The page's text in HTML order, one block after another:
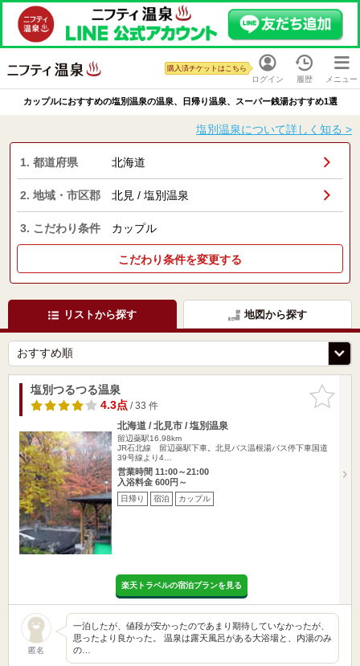
ログイン
購入済チケットはこちら
履歴 メニュー
カップルにおすすめの塩別温泉の温泉、日帰り温泉、スーパー銭湯おすすめ1選
塩別温泉について詳しく知る >
1. 都道府県 北海道
2. 地域・市区郡 北見 / 塩別温泉
3. こだわり条件 カップル
こだわり条件を変更する
リストから探す 地図から探す
お気に入
りに追加
塩別つるつる温泉
4.3点/ 33 件
北海道 / 北見市 / 塩別温泉
留辺蘂駅16.98km
JR石北線 留辺蘂駅下車。北見バス温根湯バス停下車国道
39号線より4…
営業時間 11:00～21:00
入浴料金 600円～
日帰り 宿泊 カップル
楽天トラベルの宿泊プランを見る
匿名
一泊したが、値段が安かったのであまり期待していなかったが、
思ったより良かった。 温泉は露天風呂がある大浴場と、内湯のみ
の…